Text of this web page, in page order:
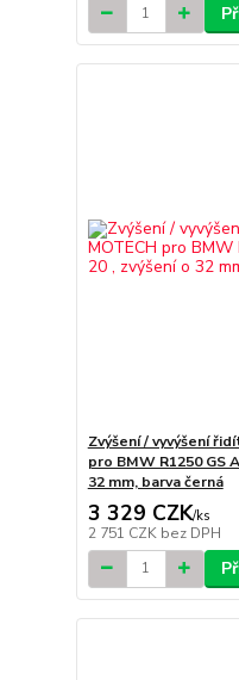
Zvýšení / vyvýšení
pro BMW R1250 GS
32 mm, barva černá
3 329 CZK/ks
2 751 CZK bez DPH